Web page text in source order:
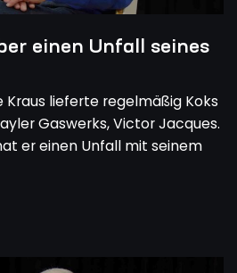
einen Unfall seines
Kraus lieferte regelmäßig Koks
Gaswerks, Victor Jacques.
er einen Unfall mit seinem